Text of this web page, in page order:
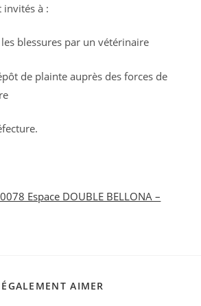
invités à :
blessures par un vétérinaire
de plainte auprès des forces de
Espace DOUBLE BELLONA –
AIMER